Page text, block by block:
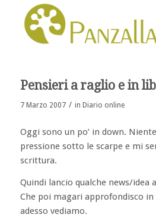
Pensieri a raglio e in
7 Marzo 2007 / in Diario online
Oggi sono un po’ in down.
pressione sotto le scarpe e mi
scrittura.
Quindi lancio qualche news/idea
Che poi magari approfondisco
adesso vediamo.